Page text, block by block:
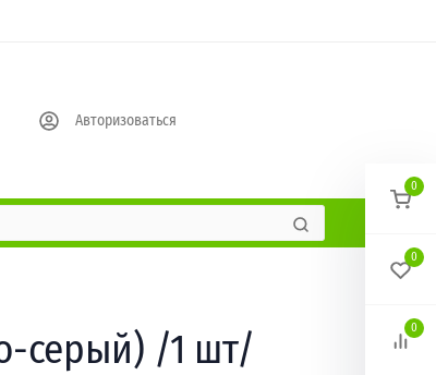
Авторизоваться
серый) /1 шт/
0
0
0